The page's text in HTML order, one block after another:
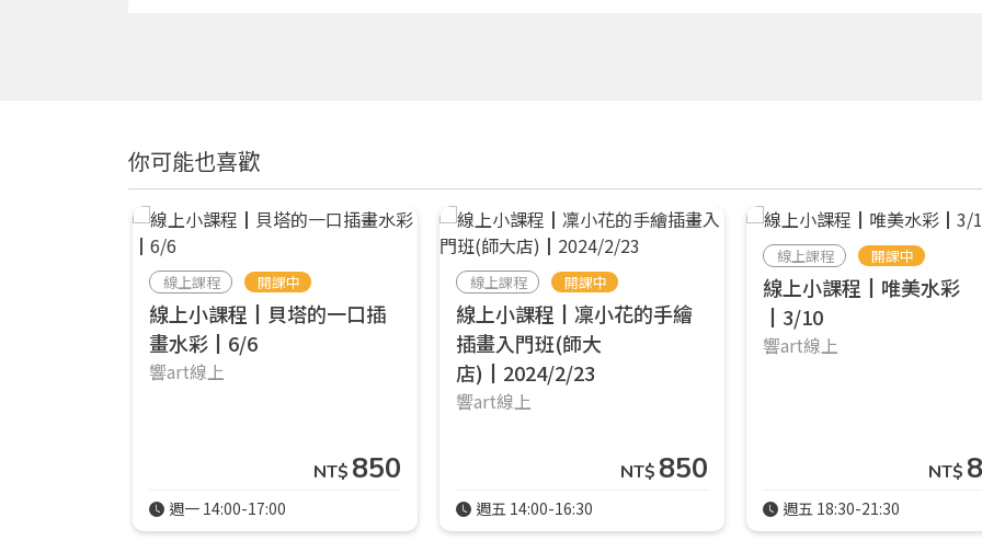
你可能也喜歡
線上課程 開課中
線上小課程┃貝塔的一口插
畫水彩┃6/6
響art線上
NT$ 850
週一 14:00-17:00
線上課程 開課中
線上小課程┃凜小花的手繪
插畫入門班(師大
店)┃2024/2/23
響art線上
NT$ 850
週五 14:00-16:30
線上課程 開課中
線上小課程┃唯美水彩
┃3/10
響art線上
NT$
週五 18:30-21:30